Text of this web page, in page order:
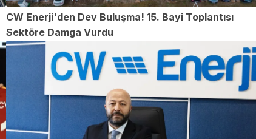
CW Enerji'den Dev Buluşma! 15. Bayi Toplantısı
Sektöre Damga Vurdu